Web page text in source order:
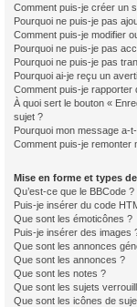
Comment puis-je créer un
Pourquoi ne puis-je pas
Comment puis-je modifier
Pourquoi ne puis-je pas
Pourquoi ne puis-je pas
Pourquoi ai-je reçu un
Comment puis-je
À quoi sert le bouton «
sujet ?
Pourquoi mon message a-
Comment puis-je remonter
Mise en forme et types
Qu’est-ce que le BBCode ?
Puis-je insérer du code
Que sont les émoticônes ?
Puis-je insérer des images
Que sont les annonces
Que sont les annonces ?
Que sont les notes ?
Que sont les sujets
Que sont les icônes de